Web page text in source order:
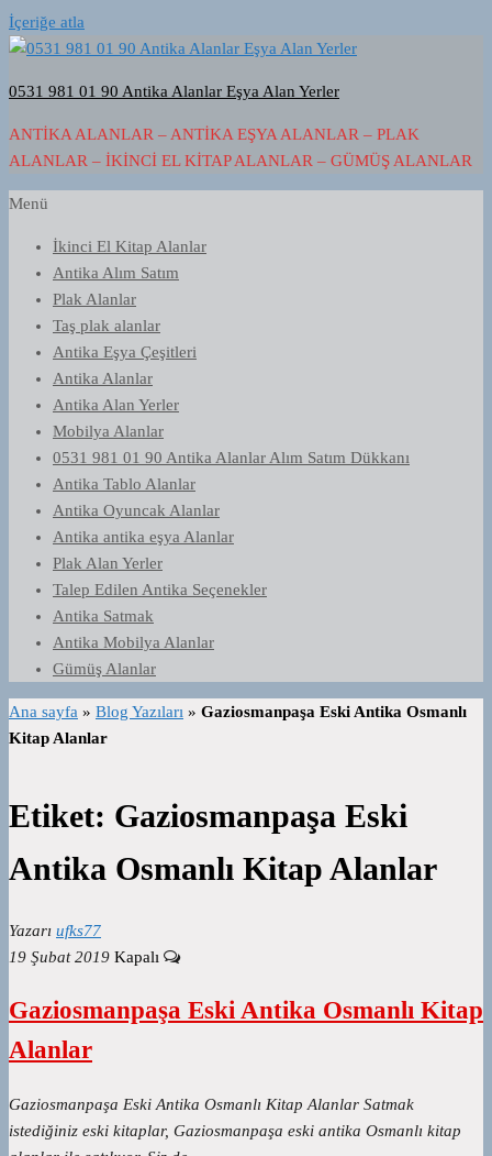
İçeriğe atla
0531 981 01 90 Antika Alanlar Eşya Alan Yerler
ANTIKA ALANLAR – ANTIKA EŞYA ALANLAR – PLAK
ALANLAR – İKINCI EL KITAP ALANLAR – GÜMÜŞ ALANLAR
Menü
İkinci El Kitap Alanlar
Antika Alım Satım
Plak Alanlar
Taş plak alanlar
Antika Eşya Çeşitleri
Antika Alanlar
Antika Alan Yerler
Mobilya Alanlar
0531 981 01 90 Antika Alanlar Alım Satım Dükkanı
Antika Tablo Alanlar
Antika Oyuncak Alanlar
Antika antika eşya Alanlar
Plak Alan Yerler
Talep Edilen Antika Seçenekler
Antika Satmak
Antika Mobilya Alanlar
Gümüş Alanlar
Ana sayfa » Blog Yazıları » Gaziosmanpaşa Eski Antika Osmanlı
Kitap Alanlar
Etiket: Gaziosmanpaşa Eski
Antika Osmanlı Kitap Alanlar
Yazarı ufks77
19 Şubat 2019 Kapalı
Gaziosmanpaşa Eski Antika Osmanlı Kitap
Alanlar
Gaziosmanpaşa Eski Antika Osmanlı Kitap Alanlar Satmak
istediğiniz eski kitaplar, Gaziosmanpaşa eski antika Osmanlı kitap